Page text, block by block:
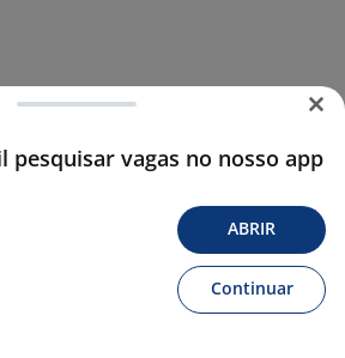
pesquisar vagas no nosso app
ABRIR
Continuar